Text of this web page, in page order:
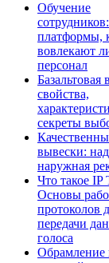
Обучение
сотрудников:
платформы,
вовлекают
персонал
Базальтовая
свойства,
секреты
вывески:
наружная
Что такое IP
Основы
протоколов
передачи
голоса
Обрамление